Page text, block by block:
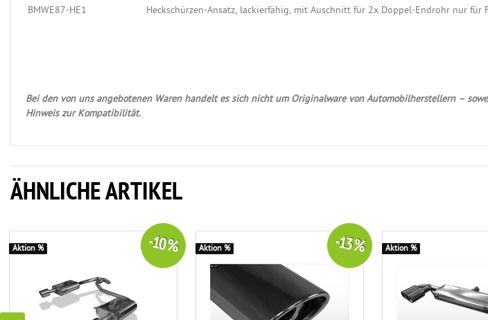
BMWE87-HE1
Heckschürzen-Ansatz, lackierfähig, mit Auschnitt für 2x Doppel-Endrohr nur für
Bei den von uns angebotenen Waren handelt es sich nicht um Originalware von Automobilherstellern –
Hinweis zur Kompatibilität.
ÄHNLICHE ARTIKEL
-10 %
Aktion % -13 %
Aktion % Aktion %